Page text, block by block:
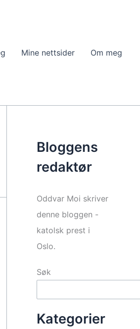
Mine nettsider Om meg
Bloggens
redaktør
Oddvar Moi skriver
denne bloggen -
katolsk prest i
Oslo.
Søk
Kategorier